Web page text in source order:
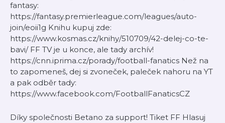
fantasy:
https://fantasy.premierleague.com/leagues/auto-
join/eoii1g Knihu kupuj zde:
https://www.kosmas.cz/knihy/510709/42-delej-co-te-
bavi/ FF TV je u konce, ale tady archív!
https://cnn.iprima.cz/porady/football-fanatics Než na
to zapomeneš, dej si zvoneček, paleček nahoru na YT
a pak odběr tady:
https://www.facebook.com/FootballFanaticsCZ
Díky společnosti Betano za support! Tiket FF Hlasuj